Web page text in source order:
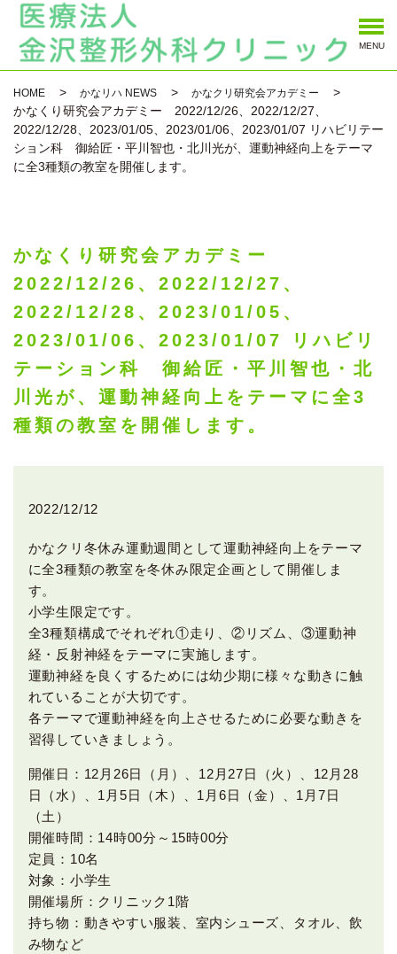
MENU
HOME かなリハ NEWS かなクリ研究会アカデミー
かなくり研究会アカデミー 2022/12/26、2022/12/27、
2022/12/28、2023/01/05、2023/01/06、2023/01/07 リハビリテー
ション科 御給匠・平川智也・北川光が、運動神経向上をテーマ
に全3種類の教室を開催します。
かなくり研究会アカデミー
2022/12/26、2022/12/27、
2022/12/28、2023/01/05、
2023/01/06、2023/01/07 リハビリ
テーション科 御給匠・平川智也・北
川光が、運動神経向上をテーマに全3
種類の教室を開催します。
2022/12/12
かなクリ冬休み運動週間として運動神経向上をテーマ
に全3種類の教室を冬休み限定企画として開催しま
す。
小学生限定です。
全3種類構成でそれぞれ①走り、②リズム、③運動神
経・反射神経をテーマに実施します。
運動神経を良くするためには幼少期に様々な動きに触
れていることが大切です。
各テーマで運動神経を向上させるために必要な動きを
習得していきましょう。
開催日：12月26日（月）、12月27日（火）、12月28
日（水）、1月5日（木）、1月6日（金）、1月7日
（土）
開催時間：14時00分～15時00分
定員：10名
対象：小学生
開催場所：クリニック1階
持ち物：動きやすい服装、室内シューズ、タオル、飲
み物など